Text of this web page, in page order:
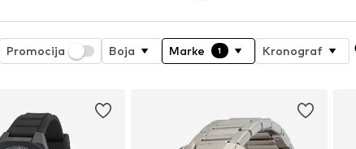
Promocija Boja Marke 1 Kronograf